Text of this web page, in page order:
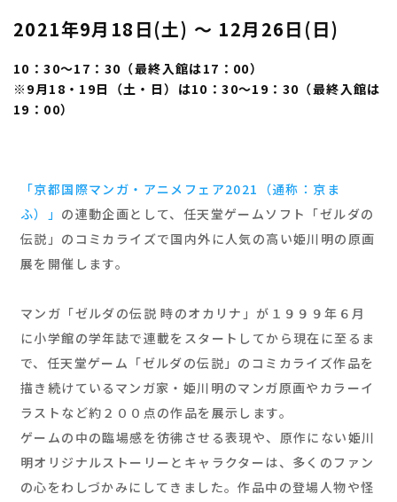
2021年9月18日(土) 〜 12月26日(日)
10：30～17：30（最終入館は17：00）
※9月18・19日（土・日）は10：30～19：30（最終入館は
19：00）
「京都国際マンガ・アニメフェア2021（通称：京ま
ふ）」 の連動企画として、任天堂ゲームソフト「ゼルダの
伝説」のコミカライズで国内外に人気の高い姫川明の原画
展を開催します。
マンガ「ゼルダの伝説 時のオカリナ」が１９９９年６月
に小学館の学年誌で連載をスタートしてから現在に至るま
で、任天堂ゲーム「ゼルダの伝説」のコミカライズ作品を
描き続けているマンガ家・姫川明のマンガ原画やカラーイ
ラストなど約２００点の作品を展示します。
ゲームの中の臨場感を彷彿させる表現や、原作にない姫川
明オリジナルストーリーとキャラクターは、多くのファン
の心をわしづかみにしてきました。作品中の登場人物や怪